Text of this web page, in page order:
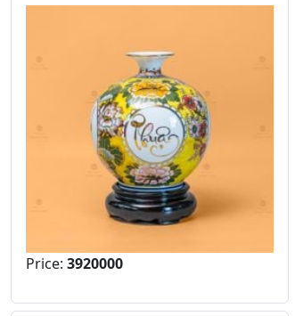
Price: 3920000